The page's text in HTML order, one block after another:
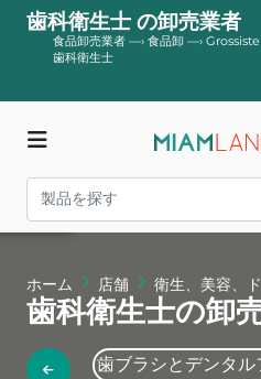
歯科衛生士 の卸売業者
食品卸売業者 —› 食品卸 —› Grossiste
歯科衛生士
ホーム 店舗 衛生、美容、
歯科衛生士の卸
歯ブラシとデンタル
店舗